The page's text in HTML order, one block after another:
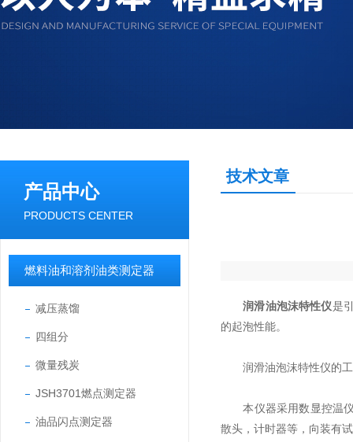
产品中心
PRODUCTS CENTER
燃料油和溶剂油类测定器
减压蒸馏
四组分
微量残炭
JSH3701燃点测定器
油品闪点测定器
技术文章
润滑油泡沫特性仪是
的起泡性能。
润滑油泡沫特性仪的工
本仪器采用数显控温仪
散头，计时器等，向装有